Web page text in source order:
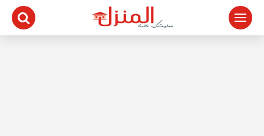
التجاوز
المحتوى